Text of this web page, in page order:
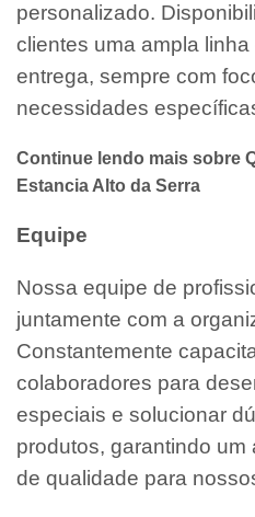
personalizado.
clientes uma ampla
entrega, sempre com
necessidades
Continue lendo mais sobre
Estancia Alto da Serra
Equipe
Nossa equipe de
juntamente com a
Constantemente
colaboradores para
especiais e solucionar
produtos, garantindo um
de qualidade para